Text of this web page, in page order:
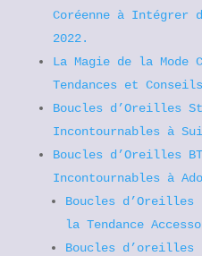
Coréenne à Intégrer
2022.
La Magie de la Mode
Tendances et
Boucles d’Oreilles
Incontournables à
Boucles d’Oreilles
Incontournables à
Boucles d’Oreilles
la Tendance
Boucles d’oreilles